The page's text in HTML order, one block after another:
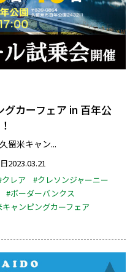
グカーフェア in 百年公
留米キャン...
2023.03.21
クレア
#クレソンジャーニー
#ボーダーバンクス
ャンピングカーフェア